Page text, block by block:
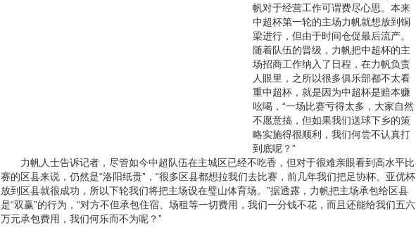
帆对于经营工作可谓费尽心思。本来
中超杯第一轮的主场力帆就想放到铜
梁进行，但由于时间仓促最后流产。
随着队伍的晋级，力帆把中超杯的主
场招商工作纳入了日程，在力帆负责
人眼里，之所以很多俱乐部都不太看
重中超杯，就是因为中超杯是赔本赚
吆喝，“一场比赛亏得太多，大家自然
不愿意搞，但如果我们送球下乡的策
略实施得很顺利，我们何尝不认真打
到底呢？”
力帆人士告诉记者，尽管如今中超队伍在主城区已经不吃香，但对于很难亲眼看到高水平比
赛的区县来说，仍然是“洛阳纸贵”，“很多区县都想拉我们去比赛，前几年我们把足协杯、亚优杯
放到区县就很成功，所以下轮我们将把主场设在璧山体育场。”据透露，力帆把主场承包给区县
是“双赢”的行为，“对方不但承包住宿、场租等一切费用，我们一分钱不花，而且还能给我们五六
万元承包费用，我们何乐而不为呢？”